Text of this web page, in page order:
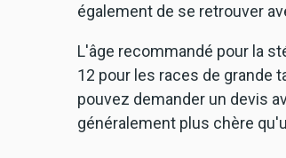
également de se retrouver
L'âge recommandé pour la
12 pour les races de grande
pouvez demander un devis
généralement plus chère